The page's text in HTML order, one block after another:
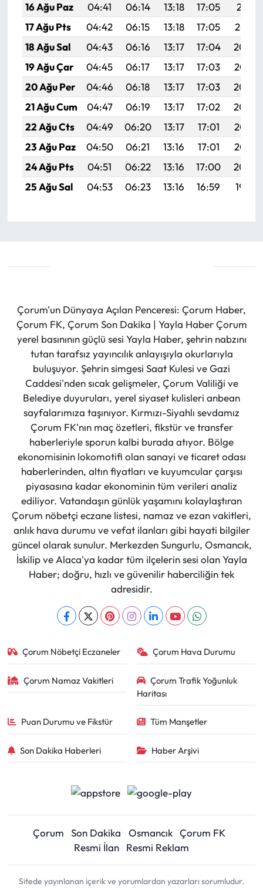
16 Ağu Paz
04:41 06:14 13:18 17:05
20:11
17 Ağu Pts
04:42 06:15 13:18 17:05
20:10
18 Ağu Sal
04:43 06:16 13:17 17:04
20:09
19 Ağu Çar
04:45 06:17 13:17 17:03
20:07
20 Ağu Per
04:46 06:18 13:17 17:03
20:06
21 Ağu Cum
04:47 06:19 13:17 17:02
20:04
22 Ağu Cts
04:49 06:20 13:17 17:01
20:03
23 Ağu Paz
04:50 06:21 13:16 17:01
20:02
24 Ağu Pts
04:51 06:22 13:16 17:00
20:00
25 Ağu Sal
04:53 06:23 13:16 16:59 19:59
Çorum'un Dünyaya Açılan Penceresi: Çorum Haber,
Çorum FK, Çorum Son Dakika | Yayla Haber Çorum
yerel basınının güçlü sesi Yayla Haber, şehrin nabzını
tutan tarafsız yayıncılık anlayışıyla okurlarıyla
buluşuyor. Şehrin simgesi Saat Kulesi ve Gazi
Caddesi'nden sıcak gelişmeler, Çorum Valiliği ve
Belediye duyuruları, yerel siyaset kulisleri anbean
sayfalarımıza taşınıyor. Kırmızı-Siyahlı sevdamız
Çorum FK'nın maç özetleri, fikstür ve transfer
haberleriyle sporun kalbi burada atıyor. Bölge
ekonomisinin lokomotifi olan sanayi ve ticaret odası
haberlerinden, altın fiyatları ve kuyumcular çarşısı
piyasasına kadar ekonominin tüm verileri analiz
ediliyor. Vatandaşın günlük yaşamını kolaylaştıran
Çorum nöbetçi eczane listesi, namaz ve ezan vakitleri,
anlık hava durumu ve vefat ilanları gibi hayati bilgiler
güncel olarak sunulur. Merkezden Sungurlu, Osmancık,
İskilip ve Alaca'ya kadar tüm ilçelerin sesi olan Yayla
Haber; doğru, hızlı ve güvenilir haberciliğin tek
adresidir.
Çorum Nöbetçi Eczaneler Çorum Hava Durumu
Çorum Namaz Vakitleri
Çorum Trafik Yoğunluk
Haritası
Puan Durumu ve Fikstür Tüm Manşetler
Son Dakika Haberleri Haber Arşivi
Çorum Son Dakika Osmancık Çorum FK
Resmi İlan
Resmi Reklam
Sitede yayınlanan içerik ve yorumlardan yazarları sorumludur.